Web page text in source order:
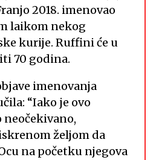
2018. imenovao
laikom nekog
kurije. Ruffini će u
70 godina.
imenovanja
“Iako je ovo
željom da
na početku njegova